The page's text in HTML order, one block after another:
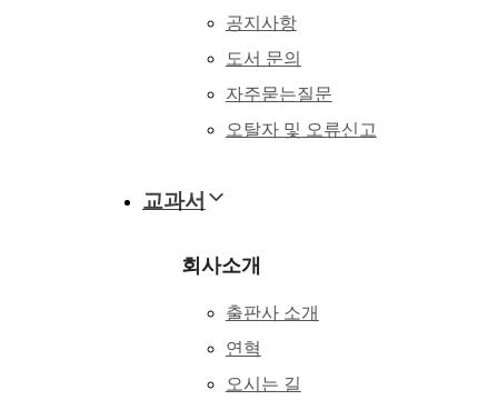
공지사항
도서 문의
자주묻는질문
오탈자 및 오류신고
교과서
회사소개
출판사 소개
연혁
오시는 길